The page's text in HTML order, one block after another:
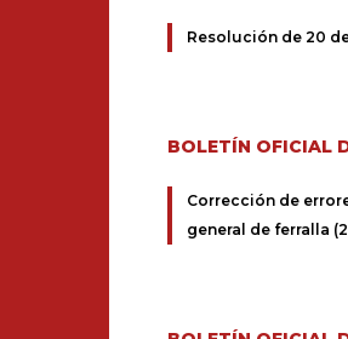
Resolución de 20
BOLETÍN OFICIAL
Corrección de
general de ferralla